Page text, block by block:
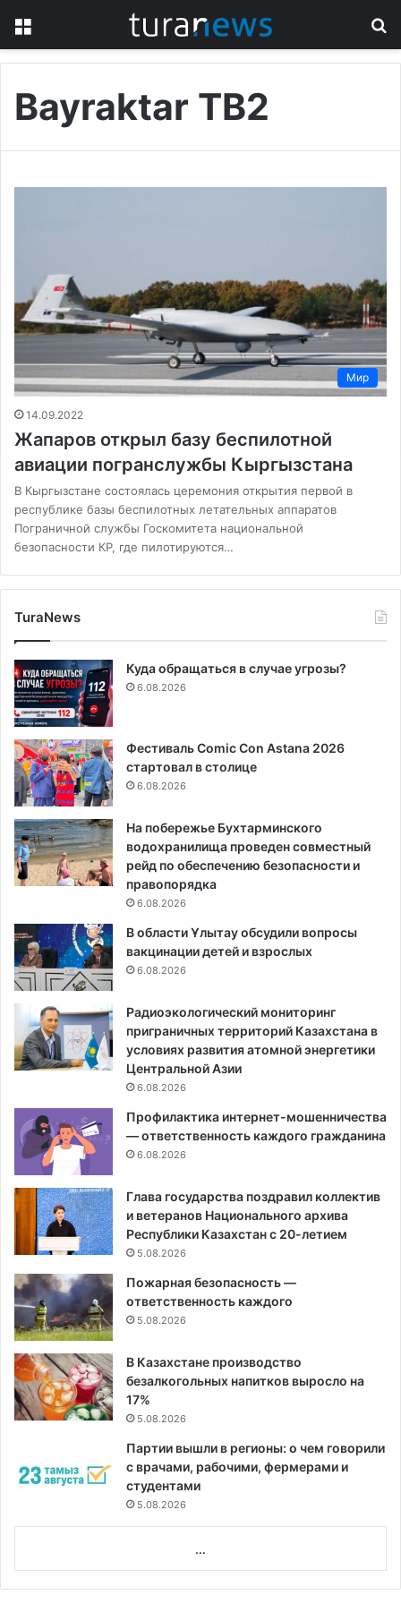
Bayraktar TB2
Мир
14.09.2022
Жапаров открыл базу беспилотной
авиации погранслужбы Кыргызстана
В Кыргызстане состоялась церемония открытия первой в
республике базы беспилотных летательных аппаратов
Пограничной службы Госкомитета национальной
безопасности КР, где пилотируются…
TuraNews
Куда обращаться в случае угрозы?
6.08.2026
Фестиваль Comic Con Astana 2026
стартовал в столице
6.08.2026
На побережье Бухтарминского
водохранилища проведен совместный
рейд по обеспечению безопасности и
правопорядка
6.08.2026
В области Ұлытау обсудили вопросы
вакцинации детей и взрослых
6.08.2026
Радиоэкологический мониторинг
приграничных территорий Казахстана в
условиях развития атомной энергетики
Центральной Азии
6.08.2026
Профилактика интернет-мошенничества
— ответственность каждого гражданина
6.08.2026
Глава государства поздравил коллектив
и ветеранов Национального архива
Республики Казахстан с 20-летием
5.08.2026
Пожарная безопасность —
ответственность каждого
5.08.2026
В Казахстане производство
безалкогольных напитков выросло на
17%
5.08.2026
Партии вышли в регионы: о чем говорили
с врачами, рабочими, фермерами и
студентами
5.08.2026
...